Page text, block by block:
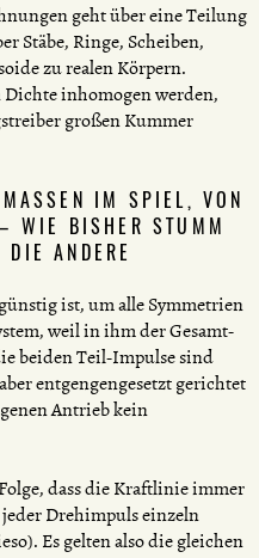
geht über eine Teilung
Stäbe, Ringe, Scheiben,
zu realen Körpern.
inhomogen werden,
großen Kummer
IM SPIEL, VON
WIE BISHER STUMM
ANDERE
ist, um alle Symmetrien
weil in ihm der Gesamt-
beiden Teil-Impulse sind
entgengengesetzt gerichtet
Antrieb kein
dass die Kraftlinie immer
Drehimpuls einzeln
Es gelten also die gleichen